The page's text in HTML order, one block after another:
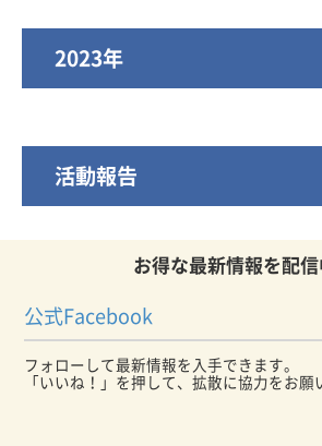
2023年
活動報告
お得な最新情報を配信
公式Facebook
フォローして最新情報を入手できます。
「いいね！」を押して、拡散に協力をお願